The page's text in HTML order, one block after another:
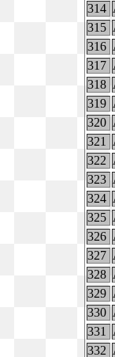
314
315
316
317
318
319
320
321
322
323
324
325
326
327
328
329
330
331
332